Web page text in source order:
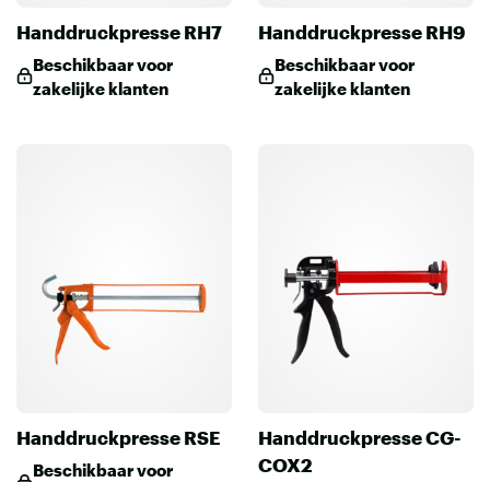
Handdruckpresse RH7
Beschikbaar voor
zakelijke klanten
Handdruckpresse RH9
Beschikbaar voor
zakelijke klanten
Handdruckpresse RSE
Beschikbaar voor
Handdruckpresse CG-
COX2